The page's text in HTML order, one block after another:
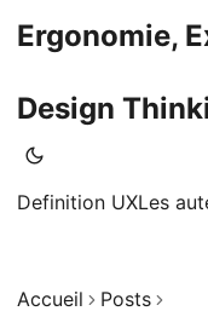
Ergonomie,
Design
Definition UXLes
Accueil Posts